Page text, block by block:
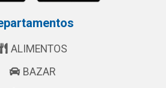
ALIMENTOS
BAZAR